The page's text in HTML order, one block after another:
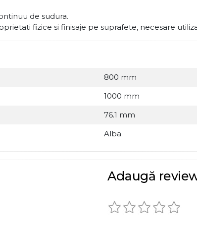
de sudura.
fizice si finisaje pe suprafete, necesare
800 mm
1000 mm
76.1 mm
Alba
Adaugă